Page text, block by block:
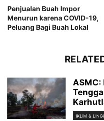
Penjualan Buah Impor
Menurun karena COVID-19,
Peluang Bagi Buah Lokal
ASMC:
IKLIM &